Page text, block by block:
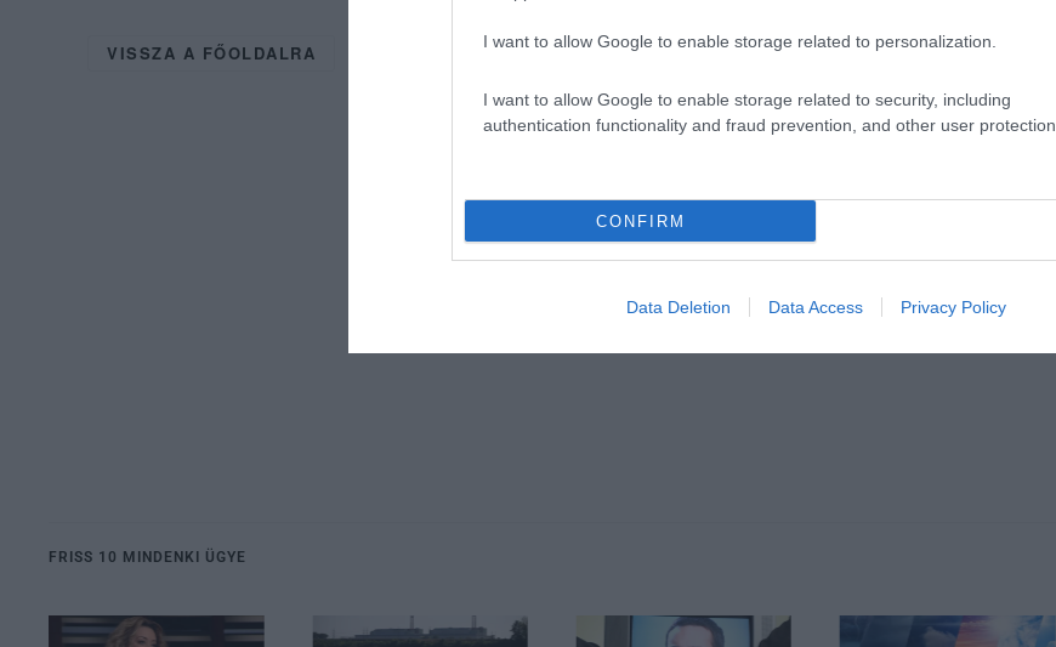
I want to allow Google to enable storage related to personalization.
I want to allow Google to enable storage related to security, including
authentication functionality and fraud prevention, and other user protection.
CONFIRM
Data Deletion Data Access Privacy Policy
VISSZA A FŐOLDALRA
FRISS 10 MINDENKI ÜGYE